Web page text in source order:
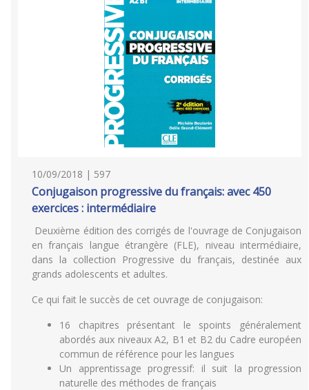
10/09/2018 | 597
Conjugaison progressive du français: avec 450
exercices : intermédiaire
Deuxième édition des corrigés de l'ouvrage de Conjugaison
en français langue étrangère (FLE), niveau intermédiaire,
dans la collection Progressive du français, destinée aux
grands adolescents et adultes.
Ce qui fait le succès de cet ouvrage de conjugaison:
16 chapitres présentant le spoints généralement
abordés aux niveaux A2, B1 et B2 du Cadre européen
commun de référence pour les langues
Un apprentissage progressif: il suit la progression
naturelle des méthodes de français